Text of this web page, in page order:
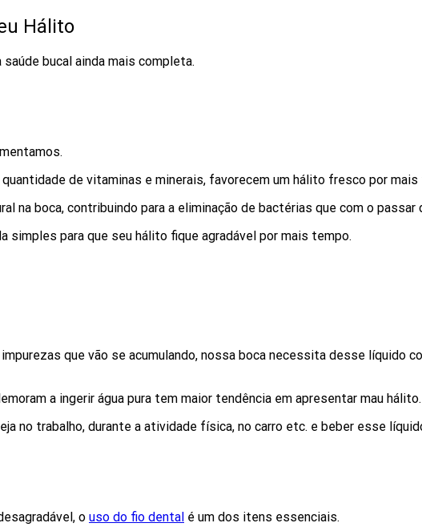
Hálito
bucal ainda mais completa.
de vitaminas e minerais, favorecem um hálito fresco por mais
na boca, contribuindo para a eliminação de bactérias que com o passar
simples para que seu hálito fique agradável por mais tempo.
que vão se acumulando, nossa boca necessita desse líquido
a ingerir água pura tem maior tendência em apresentar mau hálito.
no trabalho, durante a atividade física, no carro etc. e beber esse
o uso do fio dental é um dos itens essenciais.